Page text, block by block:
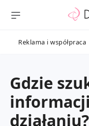
Reklama i współpraca
Gdzie
działaniu?